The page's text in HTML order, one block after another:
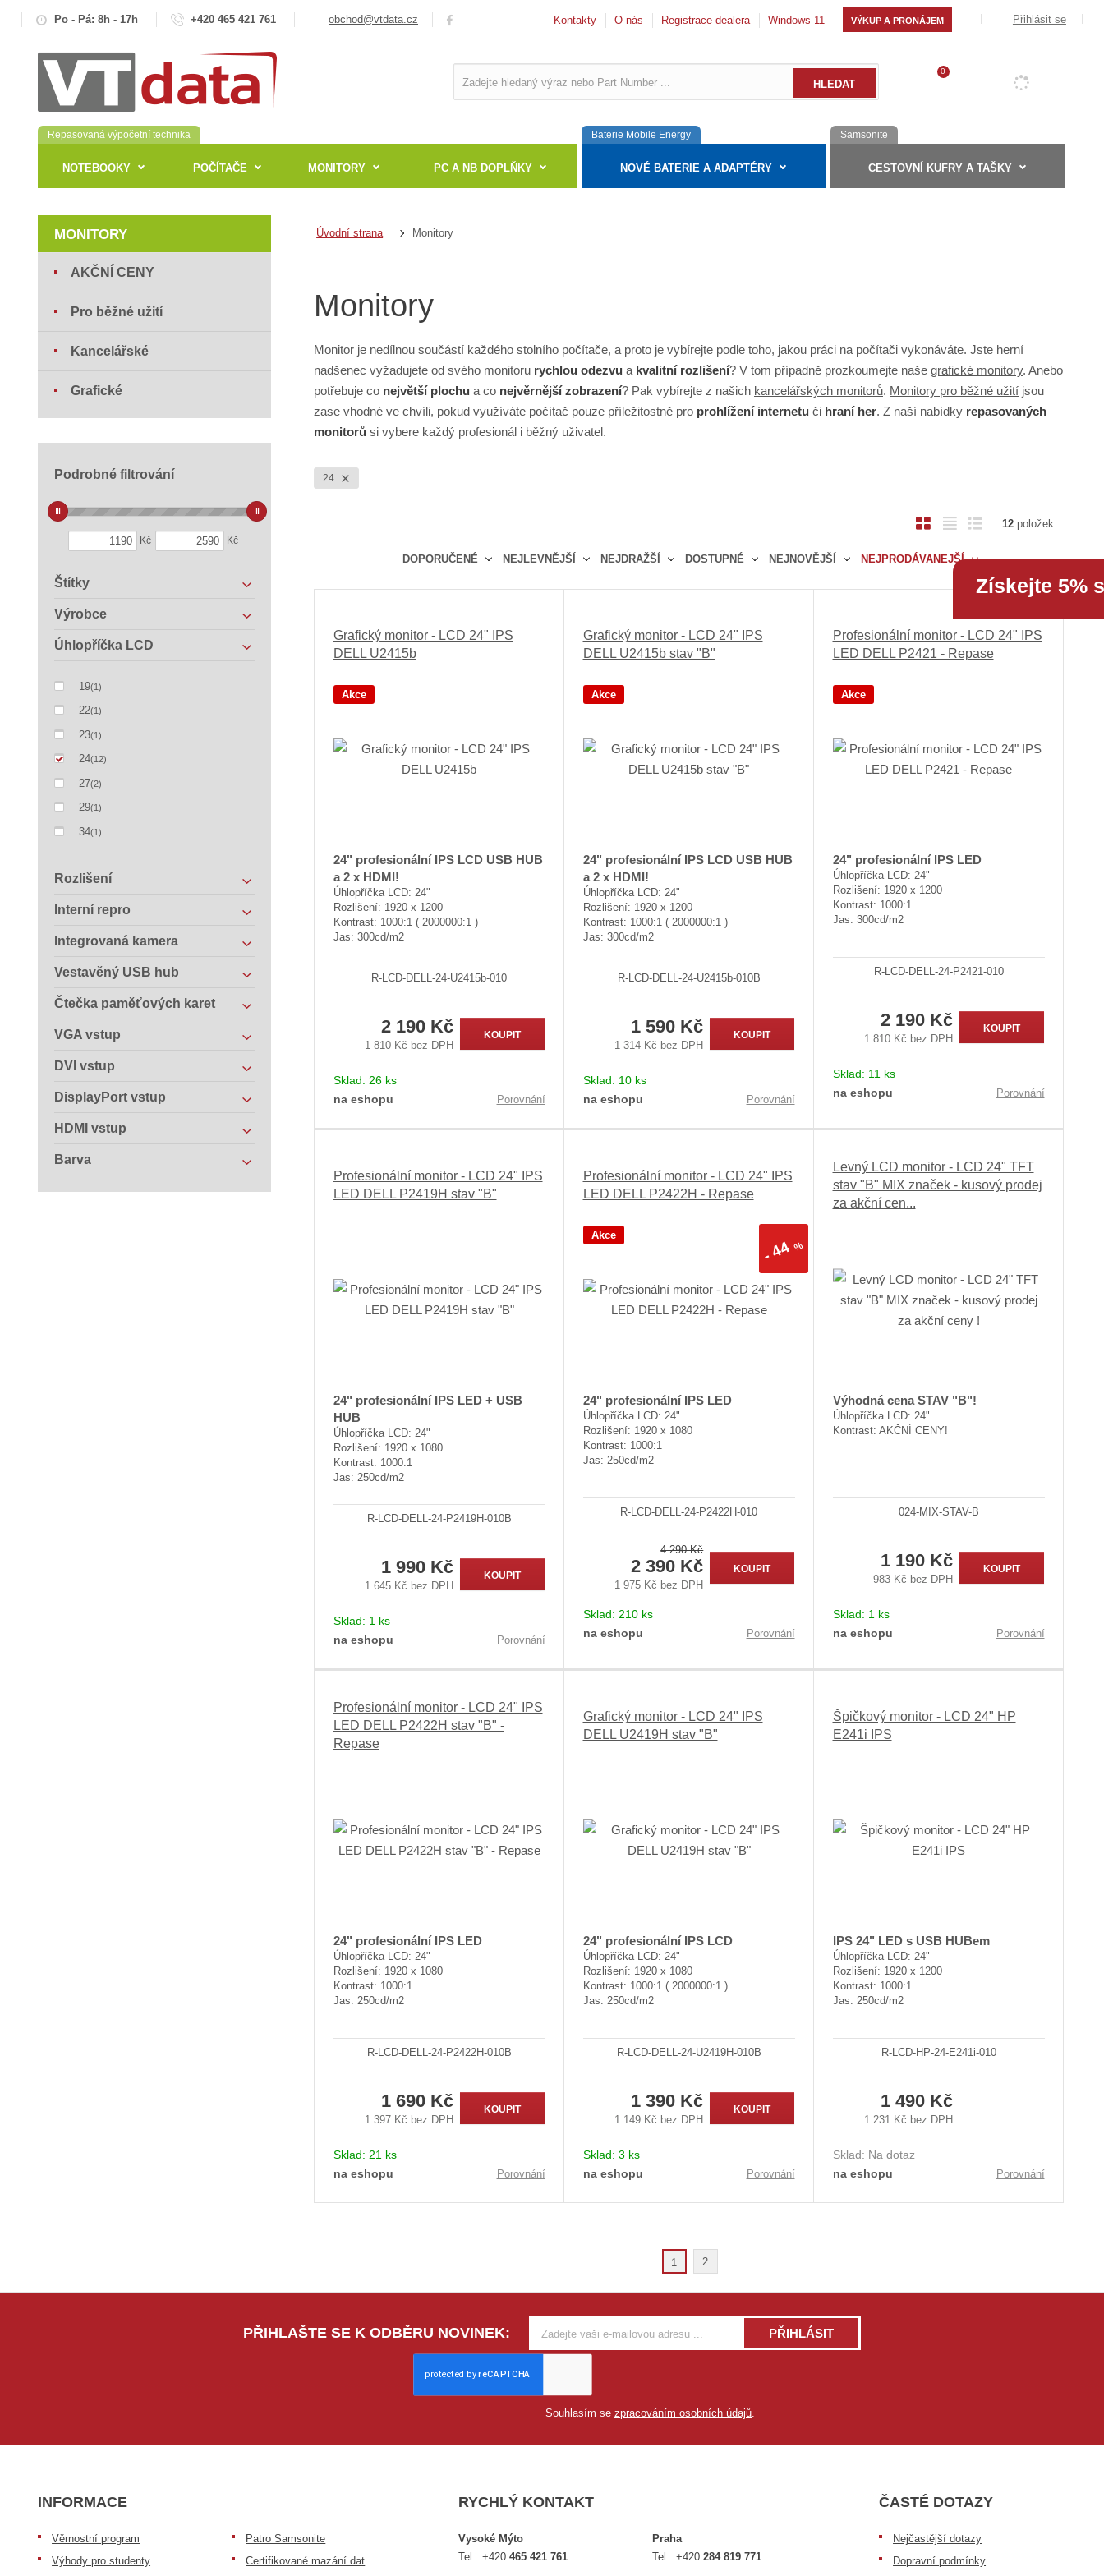
Po - Pá: 8h - 17h +420 465 421 761 obchod@vtdata.cz Kontakty O nás Registrace dealera Windows 11 VÝKUP A PRONÁJEM Přihlásit se
0
Repasovaná výpočetní technika
NOTEBOOKY POČÍTAČE MONITORY PC A NB DOPLŇKY
Baterie Mobile Energy
NOVÉ BATERIE A ADAPTÉRY
Samsonite
CESTOVNÍ KUFRY A TAŠKY
Úvodní strana Monitory
Monitory
Monitor je nedílnou součástí každého stolního počítače, a proto je vybírejte podle toho, jakou práci na počítači vykonáváte. Jste herní
nadšenec vyžadujete od svého monitoru rychlou odezvu a kvalitní rozlišení? V tom případně prozkoumejte naše grafické monitory. Anebo
potřebuje co největší plochu a co nejvěrnější zobrazení? Pak vybírejte z našich kancelářských monitorů. Monitory pro běžné užití jsou
zase vhodné ve chvíli, pokud využíváte počítač pouze příležitostně pro prohlížení internetu či hraní her. Z naší nabídky repasovaných
monitorů si vybere každý profesionál i běžný uživatel.
24
DOPORUČENÉ NEJLEVNĚJŠÍ NEJDRAŽŠÍ DOSTUPNÉ NEJNOVĚJŠÍ NEJPRODÁVANEJŠÍ
e
n
d
u
r
o
p
i
T
b
o
p
i
d
k
ý
s
12položek
Grafický monitor - LCD 24" IPS
DELL U2415b
Akce
24" profesionální IPS LCD USB HUB
a 2 x HDMI!
Úhlopříčka LCD: 24"
Rozlišení: 1920 x 1200
Kontrast: 1000:1 ( 2000000:1 )
Jas: 300cd/m2
R-LCD-DELL-24-U2415b-010
2 190 Kč
1 810 Kč bez DPH
KOUPIT
Sklad: 26 ks
na eshopu
Porovnání
Grafický monitor - LCD 24" IPS
DELL U2415b stav "B"
Akce
24" profesionální IPS LCD USB HUB
a 2 x HDMI!
Úhlopříčka LCD: 24"
Rozlišení: 1920 x 1200
Kontrast: 1000:1 ( 2000000:1 )
Jas: 300cd/m2
R-LCD-DELL-24-U2415b-010B
1 590 Kč
1 314 Kč bez DPH
KOUPIT
Sklad: 10 ks
na eshopu
Porovnání
Profesionální monitor - LCD 24" IPS
LED DELL P2421 - Repase
Akce
24" profesionální IPS LED
Úhlopříčka LCD: 24"
Rozlišení: 1920 x 1200
Kontrast: 1000:1
Jas: 300cd/m2
R-LCD-DELL-24-P2421-010
2 190 Kč
1 810 Kč bez DPH
KOUPIT
Sklad: 11 ks
na eshopu
Porovnání
Profesionální monitor - LCD 24" IPS
LED DELL P2419H stav "B"
24" profesionální IPS LED + USB
HUB
Úhlopříčka LCD: 24"
Rozlišení: 1920 x 1080
Kontrast: 1000:1
Jas: 250cd/m2
R-LCD-DELL-24-P2419H-010B
1 990 Kč
1 645 Kč bez DPH
KOUPIT
Sklad: 1 ks
na eshopu
Porovnání
Profesionální monitor - LCD 24" IPS
LED DELL P2422H - Repase
-44%
Akce
24" profesionální IPS LED
Úhlopříčka LCD: 24"
Rozlišení: 1920 x 1080
Kontrast: 1000:1
Jas: 250cd/m2
R-LCD-DELL-24-P2422H-010
4 290 Kč
2 390 Kč
1 975 Kč bez DPH
KOUPIT
Sklad: 210 ks
na eshopu
Porovnání
Levný LCD monitor - LCD 24" TFT
stav "B" MIX značek - kusový prodej
za akční cen...
Výhodná cena STAV "B"!
Úhlopříčka LCD: 24"
Kontrast: AKČNÍ CENY!
024-MIX-STAV-B
1 190 Kč
983 Kč bez DPH
KOUPIT
Sklad: 1 ks
na eshopu
Porovnání
Profesionální monitor - LCD 24" IPS
LED DELL P2422H stav "B" -
Repase
24" profesionální IPS LED
Úhlopříčka LCD: 24"
Rozlišení: 1920 x 1080
Kontrast: 1000:1
Jas: 250cd/m2
R-LCD-DELL-24-P2422H-010B
1 690 Kč
1 397 Kč bez DPH
KOUPIT
Sklad: 21 ks
na eshopu
Porovnání
Grafický monitor - LCD 24" IPS
DELL U2419H stav "B"
24" profesionální IPS LCD
Úhlopříčka LCD: 24"
Rozlišení: 1920 x 1080
Kontrast: 1000:1 ( 2000000:1 )
Jas: 250cd/m2
R-LCD-DELL-24-U2419H-010B
1 390 Kč
1 149 Kč bez DPH
KOUPIT
Sklad: 3 ks
na eshopu
Porovnání
Špičkový monitor - LCD 24" HP
E241i IPS
IPS 24" LED s USB HUBem
Úhlopříčka LCD: 24"
Rozlišení: 1920 x 1200
Kontrast: 1000:1
Jas: 250cd/m2
R-LCD-HP-24-E241i-010
1 490 Kč
1 231 Kč bez DPH
Sklad: Na dotaz
na eshopu
Porovnání
1 2
MONITORY
AKČNÍ CENY
Pro běžné užití
Kancelářské
Grafické
Podrobné filtrování
Kč Kč
Štítky
Výrobce
Úhlopříčka LCD
19(1)
22(1)
23(1)
24(12)
27(2)
29(1)
34(1)
Rozlišení
Interní repro
Integrovaná kamera
Vestavěný USB hub
Čtečka paměťových karet
VGA vstup
DVI vstup
DisplayPort vstup
HDMI vstup
Barva
PŘIHLAŠTE SE K ODBĚRU NOVINEK: PŘIHLÁSIT
Souhlasím se zpracováním osobních údajů.
INFORMACE
Věrnostní program
Výhody pro studenty
Patro Samsonite
Certifikované mazání dat
Získejte 5%
RYCHLÝ KONTAKT
Vysoké Mýto
Tel.:+420465 421 761
Praha
Tel.:+420284 819 771
ČASTÉ DOTAZY
Nejčastější dotazy
Dopravní podmínky